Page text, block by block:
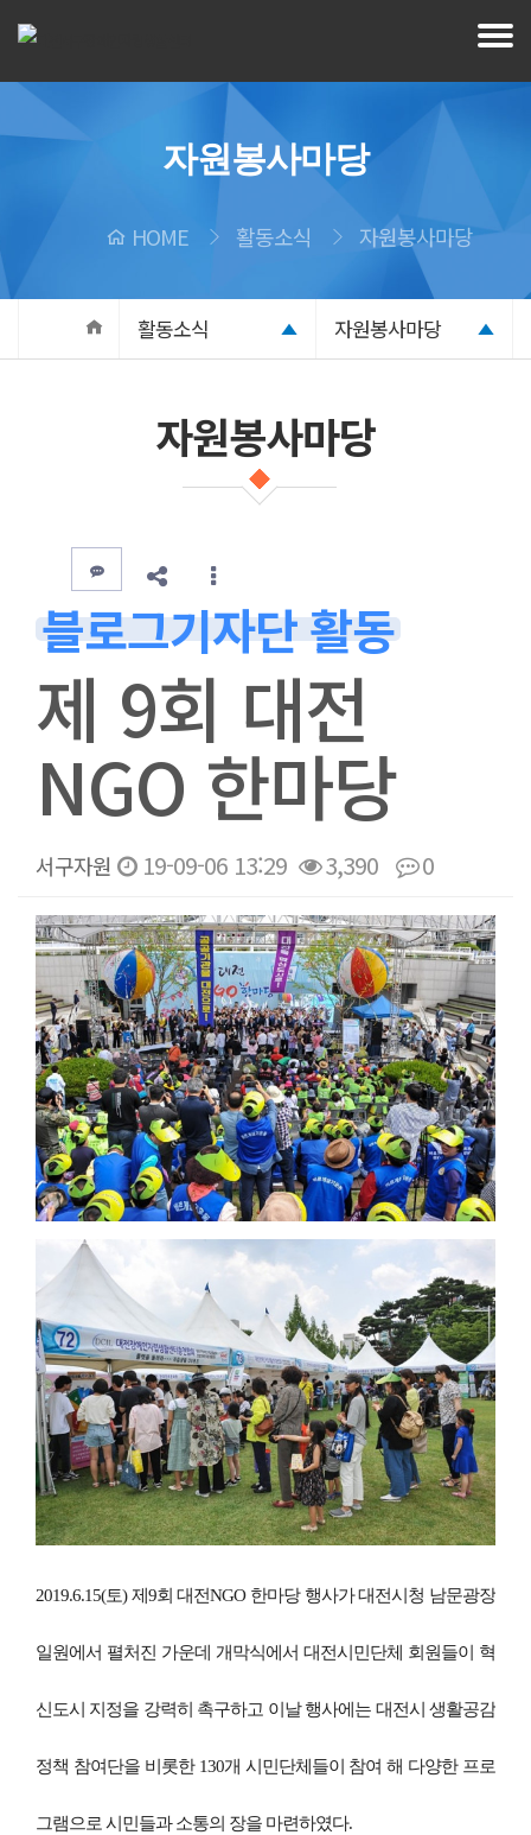
자원봉사마당
HOME 활동소식 자원봉사마당
활동소식 자원봉사마당
자원봉사마당
블로그기자단 활동
제 9회 대전
NGO 한마당
서구자원 19-09-06 13:29 3,390 0
본문
2019.6.15(토) 제9회 대전NGO 한마당 행사가 대전시청 남문광장
일원에서 펼처진 가운데 개막식에서 대전시민단체 회원들이 혁
신도시 지정을 강력히 촉구하고 이날 행사에는 대전시 생활공감
정책 참여단을 비롯한 130개 시민단체들이 참여 해 다양한 프로
그램으로 시민들과 소통의 장을 마련하였다.